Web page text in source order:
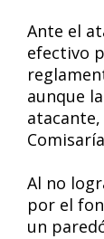
Ante el
efectivo
aunque
Al no
por el
un